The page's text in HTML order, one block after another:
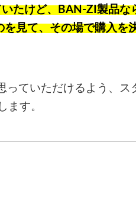
たけど、BAN-ZI製品な
見て、その場で購入を
っていただけるよう、ス
ます。